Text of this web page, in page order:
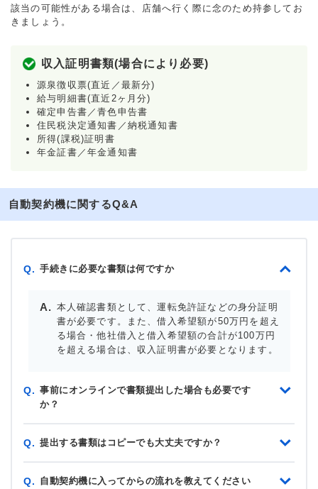
該当の可能性がある場合は、店舗へ行く際に念のため持参してお
きましょう。
収入証明書類(場合により必要)
源泉徴収票(直近／最新分)
給与明細書(直近2ヶ月分)
確定申告書／青色申告書
住民税決定通知書／納税通知書
所得(課税)証明書
年金証書／年金通知書
自動契約機に関するQ&A
Q. 手続きに必要な書類は何ですか
本人確認書類として、運転免許証などの身分証明
書が必要です。また、借入希望額が50万円を超え
る場合・他社借入と借入希望額の合計が100万円
を超える場合は、収入証明書が必要となります。
Q. 事前にオンラインで書類提出した場合も必要です
か？
Q. 提出する書類はコピーでも大丈夫ですか？
Q. 自動契約機に入ってからの流れを教えてください